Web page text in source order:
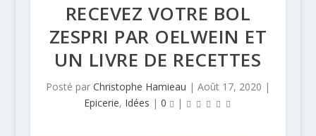
RECEVEZ VOTRE BOL
ZESPRI PAR OELWEIN ET
UN LIVRE DE RECETTES
Posté par Christophe Hamieau | Août 17, 2020 |
Epicerie, Idées | 0 |